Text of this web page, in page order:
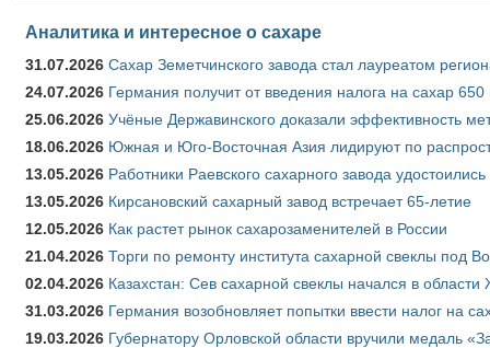
Аналитика и интересное о сахаре
31.07.2026 Сахар Земетчинского завода стал лауреатом
24.07.2026 Германия получит от введения налога на сахар
25.06.2026 Учёные Державинского доказали эффективность
18.06.2026 Южная и Юго-Восточная Азия лидируют по
13.05.2026 Работники Раевского сахарного завода удостоились
13.05.2026 Кирсановский сахарный завод встречает 65-летие
12.05.2026 Как растет рынок сахарозаменителей в России
21.04.2026 Торги по ремонту института сахарной свеклы под
02.04.2026 Казахстан: Сев сахарной свеклы начался в области
31.03.2026 Германия возобновляет попытки ввести налог на
19.03.2026 Губернатору Орловской области вручили медаль